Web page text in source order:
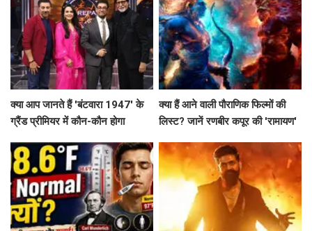
क्या आप जानते हैं 'बंटवारा 1947' के
ग्रैंड प्रीमियर में कौन-कौन होगा
क्या हैं आने वाली पौराणिक फिल्मों की
लिस्ट? जानें रणबीर कपूर की 'रामायण'